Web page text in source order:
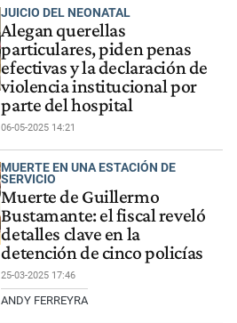
JUICIO DEL NEONATAL
Alegan querellas
particulares, piden penas
efectivas y la declaración de
violencia institucional por
parte del hospital
06-05-2025 14:21
MUERTE EN UNA ESTACIÓN DE
SERVICIO
Muerte de Guillermo
Bustamante: el fiscal reveló
detalles clave en la
detención de cinco policías
25-03-2025 17:46
ANDY FERREYRA